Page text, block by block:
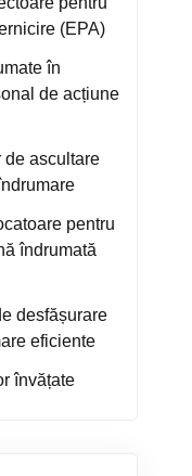
(EPA)
în
de acțiune
de ascultare
pentru
îndrumată
desfășurare
eficiente
învățate